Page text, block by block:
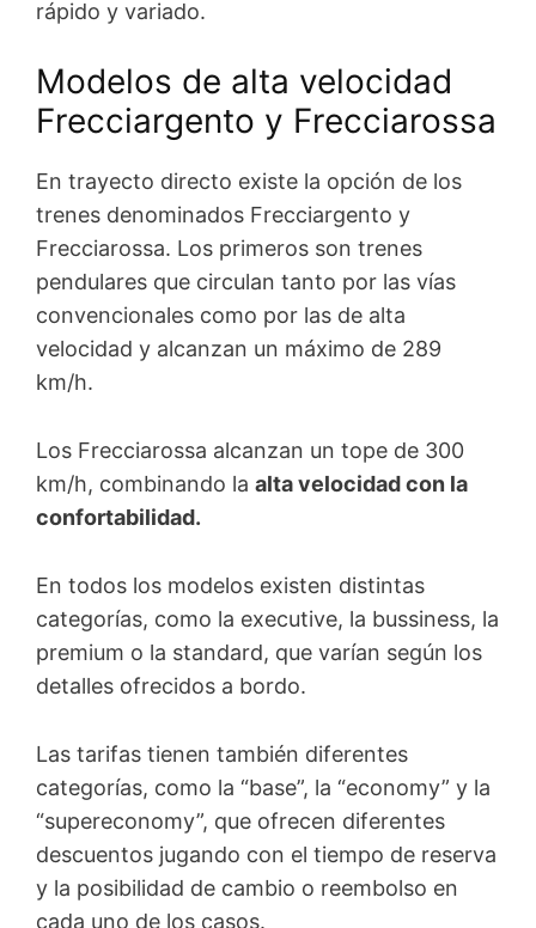
rápido y variado.
Modelos de alta velocidad
Frecciargento y Frecciarossa
En trayecto directo existe la opción de los
trenes denominados Frecciargento y
Frecciarossa. Los primeros son trenes
pendulares que circulan tanto por las vías
convencionales como por las de alta
velocidad y alcanzan un máximo de 289
km/h.
Los Frecciarossa alcanzan un tope de 300
km/h, combinando la alta velocidad con la
confortabilidad.
En todos los modelos existen distintas
categorías, como la executive, la bussiness, la
premium o la standard, que varían según los
detalles ofrecidos a bordo.
Las tarifas tienen también diferentes
categorías, como la “base”, la “economy” y la
“supereconomy”, que ofrecen diferentes
descuentos jugando con el tiempo de reserva
y la posibilidad de cambio o reembolso en
cada uno de los casos.